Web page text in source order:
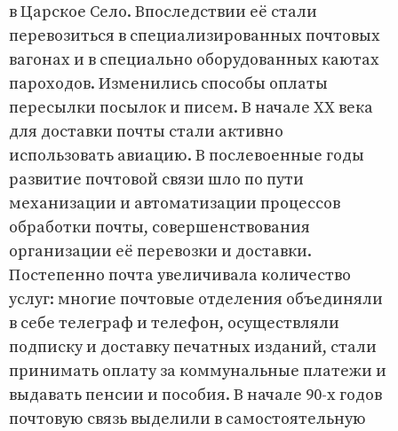
в Царское Село. Впоследствии её стали
перевозиться в специализированных почтовых
вагонах и в специально оборудованных каютах
пароходов. Изменились способы оплаты
пересылки посылок и писем. В начале ХХ века
для доставки почты стали активно
использовать авиацию. В послевоенные годы
развитие почтовой связи шло по пути
механизации и автоматизации процессов
обработки почты, совершенствования
организации её перевозки и доставки.
Постепенно почта увеличивала количество
услуг: многие почтовые отделения объединяли
в себе телеграф и телефон, осуществляли
подписку и доставку печатных изданий, стали
принимать оплату за коммунальные платежи и
выдавать пенсии и пособия. В начале 90-х годов
почтовую связь выделили в самостоятельную